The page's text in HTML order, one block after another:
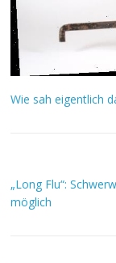
Wie sah eigentlich
„Long Flu“:
möglich